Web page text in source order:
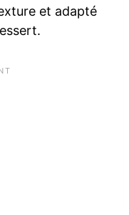
et adapté